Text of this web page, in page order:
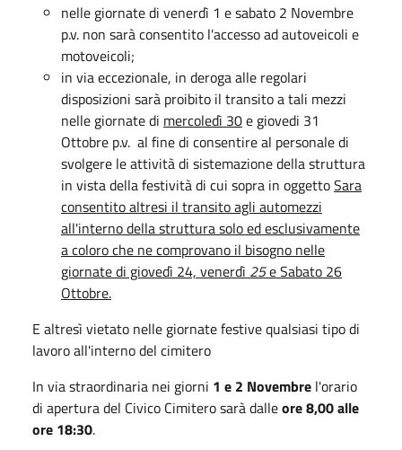
nelle giornate di venerdì 1 e sabato 2 Novembre
p.v. non sarà consentito l'accesso ad autoveicoli e
motoveicoli;
in via eccezionale, in deroga alle regolari
disposizioni sarà proibito il transito a tali mezzi
nelle giornate di mercoledì 30e giovedi 31
Ottobre p.v. al fine di consentire al personale di
svolgere le attività di sistemazione della struttura
in vista della festività di cui sopra in oggettoSara
consentito altresi il transito agli automezzi
all'internodella struttura solo ed esclusivamente
a coloro che ne comprovano il bisogno nelle
giornate di giovedì 24, venerdì 25e Sabato 26
Ottobre.
E altresì vietato nelle giornate festive qualsiasi tipo di
lavoro all'interno del cimitero
In via straordinaria nei giorni 1 e 2 Novembre l'orario
di apertura del Civico Cimitero sarà dalleore 8,00 alle
ore 18:30.